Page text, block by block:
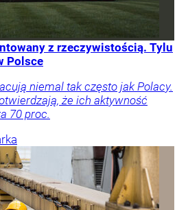
z rzeczywistością. Tylu
Polsce
niemal tak często jak Polacy.
że ich aktywność
70 proc.